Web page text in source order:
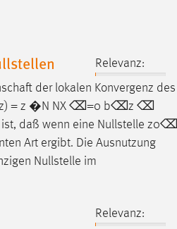
Relevanz:
der lokalen Konvergenz des
Z(z) = z �N NX ⌫=0 b⌫z ⌫
ist, daß wenn eine Nullstelle z0⌫
Art ergibt. Die Ausnutzung
Nullstelle im
Relevanz: